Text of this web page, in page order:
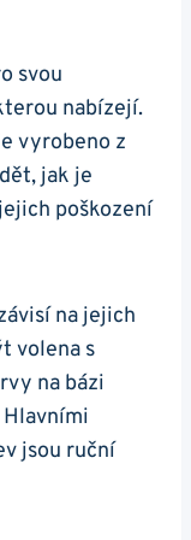
svou
nabízejí.
vyrobeno z
jak je
poškození
na jejich
volena s
na bázi
jsou ruční